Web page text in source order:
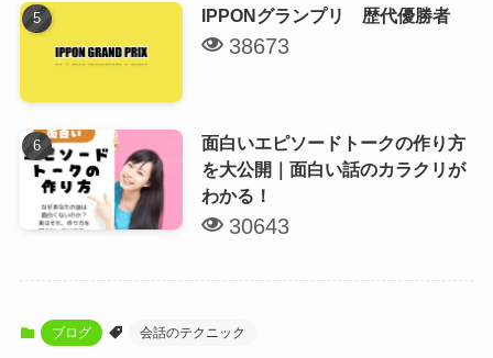
IPPONグランプリ 歴代優勝者
38673
面白いエピソードトークの作り方
を大公開｜面白い話のカラクリが
わかる！
30643
ブログ 会話のテクニック